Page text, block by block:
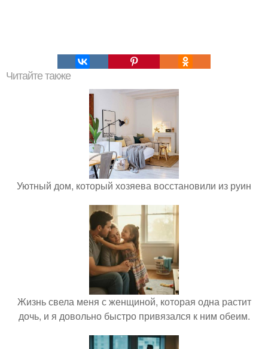
Читайте также
Уютный дом, который хозяева восстановили из руин
Жизнь свела меня с женщиной, которая одна растит
дочь, и я довольно быстро привязался к ним обеим.